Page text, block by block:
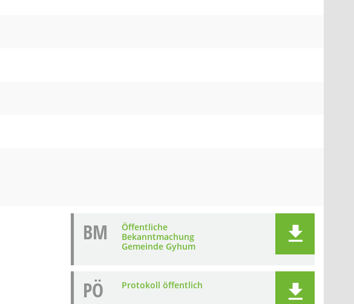
BM
Öffentliche
Bekanntmachung
Gemeinde Gyhum
PÖ Protokoll öffentlich